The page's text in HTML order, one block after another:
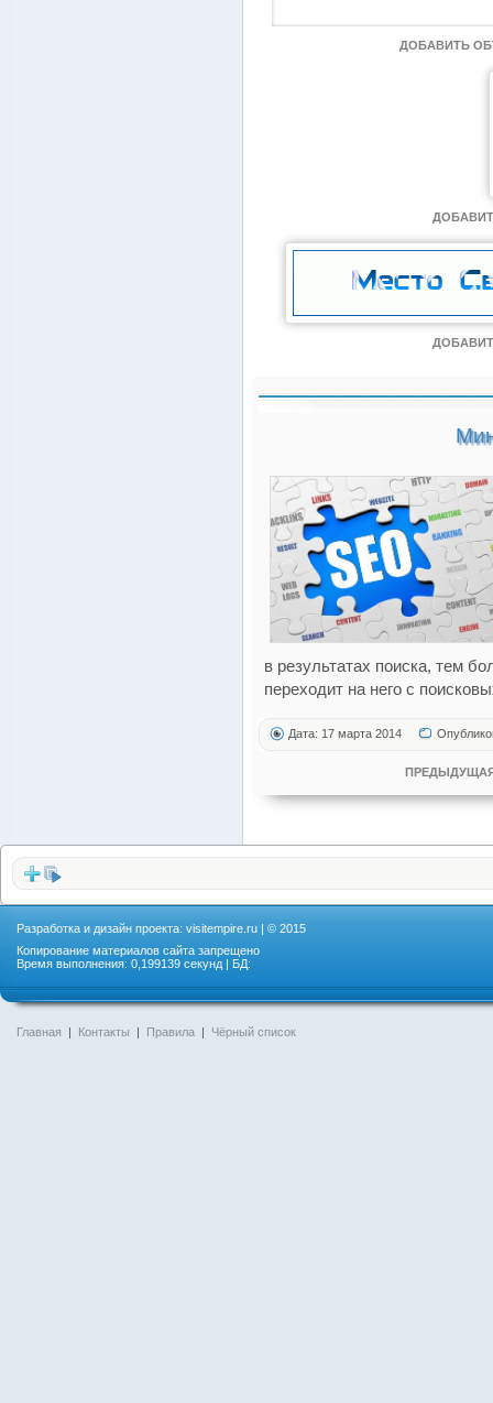
ДОБАВИТЬ
в результатах поиска, тем
переходит на него с
Дата: 17 марта 2014
Разработка и дизайн проекта: visitempire.ru | © 2015
Копирование материалов сайта запрещено
Время выполнения: 0,199139 секунд | БД:
Главная | Контакты | Правила | Чёрный список